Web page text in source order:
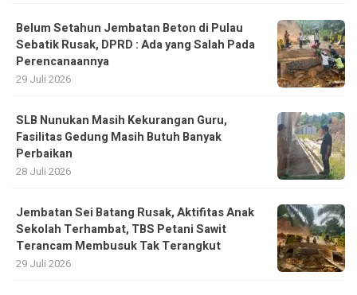
Belum Setahun Jembatan Beton di Pulau
Sebatik Rusak, DPRD : Ada yang Salah Pada
Perencanaannya
29 Juli 2026
SLB Nunukan Masih Kekurangan Guru,
Fasilitas Gedung Masih Butuh Banyak
Perbaikan
28 Juli 2026
Jembatan Sei Batang Rusak, Aktifitas Anak
Sekolah Terhambat, TBS Petani Sawit
Terancam Membusuk Tak Terangkut
29 Juli 2026